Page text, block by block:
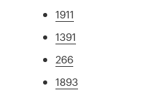
1911
1391
266
1893